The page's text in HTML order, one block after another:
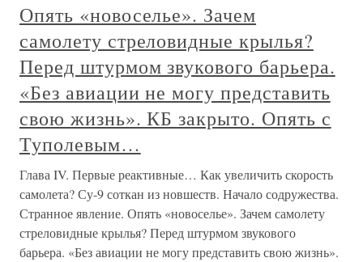
Опять «новоселье». Зачем
самолету стреловидные крылья?
Перед штурмом звукового барьера.
«Без авиации не могу представить
свою жизнь». КБ закрыто. Опять с
Туполевым…
Глава IV. Первые реактивные… Как увеличить скорость
самолета? Су-9 соткан из новшеств. Начало содружества.
Странное явление. Опять «новоселье». Зачем самолету
стреловидные крылья? Перед штурмом звукового
барьера. «Без авиации не могу представить свою жизнь».